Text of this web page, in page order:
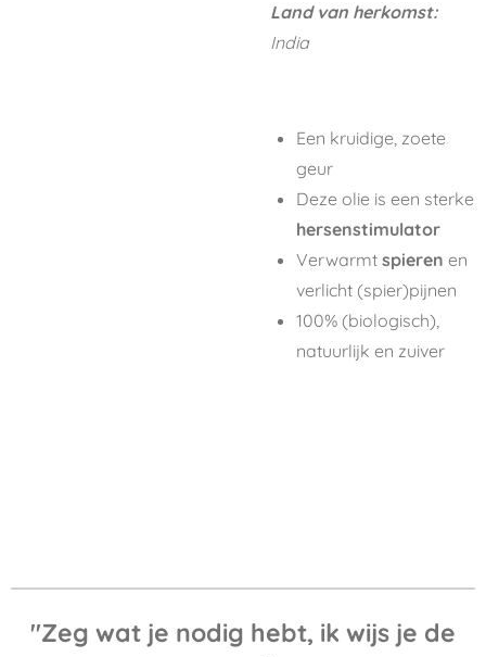
Land van herkomst:
India
Een kruidige, zoete
geur
Deze olie is een sterke
hersenstimulator
Verwarmt spieren en
verlicht (spier)pijnen
100% (biologisch),
natuurlijk en zuiver
"Zeg wat je nodig hebt, ik wijs je de